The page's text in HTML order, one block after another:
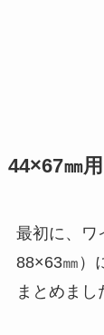
44×67㎜
最初に、ワ
88×63㎜）
まとめまし